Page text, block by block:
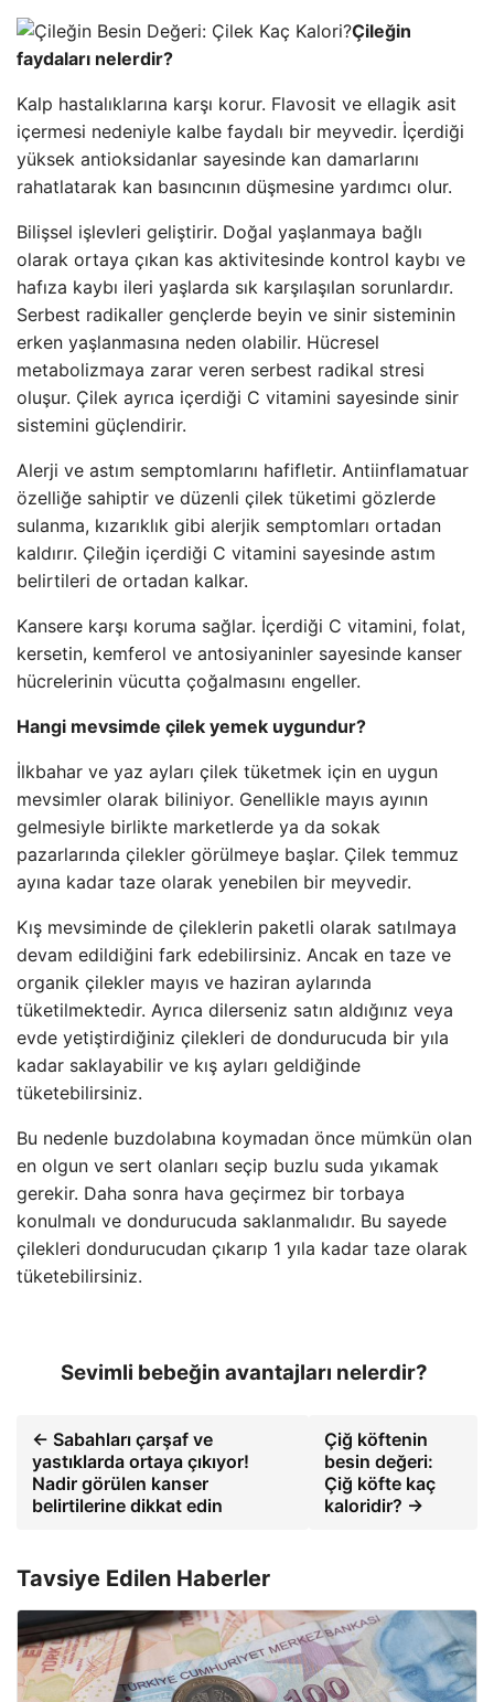
Çileğin
faydaları nelerdir?
Kalp hastalıklarına karşı korur. Flavosit ve ellagik asit
içermesi nedeniyle kalbe faydalı bir meyvedir. İçerdiği
yüksek antioksidanlar sayesinde kan damarlarını
rahatlatarak kan basıncının düşmesine yardımcı olur.
Bilişsel işlevleri geliştirir. Doğal yaşlanmaya bağlı
olarak ortaya çıkan kas aktivitesinde kontrol kaybı ve
hafıza kaybı ileri yaşlarda sık karşılaşılan sorunlardır.
Serbest radikaller gençlerde beyin ve sinir sisteminin
erken yaşlanmasına neden olabilir. Hücresel
metabolizmaya zarar veren serbest radikal stresi
oluşur. Çilek ayrıca içerdiği C vitamini sayesinde sinir
sistemini güçlendirir.
Alerji ve astım semptomlarını hafifletir. Antiinflamatuar
özelliğe sahiptir ve düzenli çilek tüketimi gözlerde
sulanma, kızarıklık gibi alerjik semptomları ortadan
kaldırır. Çileğin içerdiği C vitamini sayesinde astım
belirtileri de ortadan kalkar.
Kansere karşı koruma sağlar. İçerdiği C vitamini, folat,
kersetin, kemferol ve antosiyaninler sayesinde kanser
hücrelerinin vücutta çoğalmasını engeller.
Hangi mevsimde çilek yemek uygundur?
İlkbahar ve yaz ayları çilek tüketmek için en uygun
mevsimler olarak biliniyor. Genellikle mayıs ayının
gelmesiyle birlikte marketlerde ya da sokak
pazarlarında çilekler görülmeye başlar. Çilek temmuz
ayına kadar taze olarak yenebilen bir meyvedir.
Kış mevsiminde de çileklerin paketli olarak satılmaya
devam edildiğini fark edebilirsiniz. Ancak en taze ve
organik çilekler mayıs ve haziran aylarında
tüketilmektedir. Ayrıca dilerseniz satın aldığınız veya
evde yetiştirdiğiniz çilekleri de dondurucuda bir yıla
kadar saklayabilir ve kış ayları geldiğinde
tüketebilirsiniz.
Bu nedenle buzdolabına koymadan önce mümkün olan
en olgun ve sert olanları seçip buzlu suda yıkamak
gerekir. Daha sonra hava geçirmez bir torbaya
konulmalı ve dondurucuda saklanmalıdır. Bu sayede
çilekleri dondurucudan çıkarıp 1 yıla kadar taze olarak
tüketebilirsiniz.
Sevimli bebeğin avantajları nelerdir?
← Sabahları çarşaf ve
yastıklarda ortaya çıkıyor!
Nadir görülen kanser
belirtilerine dikkat edin
Çiğ köftenin
besin değeri:
Çiğ köfte kaç
kaloridir? →
Tavsiye Edilen Haberler